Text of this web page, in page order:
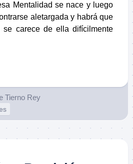
Mentalidad se nace y luego
aletargada y habrá que
se carece de ella difícilmente
Tierno Rey